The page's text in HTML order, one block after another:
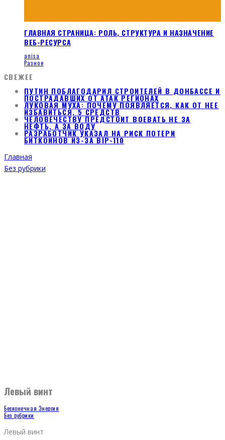
ГЛАВНАЯ СТРАНИЦА: РОЛЬ, СТРУКТУРА И НАЗНАЧЕНИЕ
ВЕБ-РЕСУРСА
anisa
Разное
СВЕЖЕЕ
ПУТИН ПОБЛАГОДАРИЛ СТРОИТЕЛЕЙ В ДОНБАССЕ И
ПОСТРАДАВШИХ ОТ АТАК РЕГИОНАХ
ЛУКОВАЯ МУХА: ПОЧЕМУ ПОЯВЛЯЕТСЯ, КАК ОТ НЕЕ
ИЗБАВИТЬСЯ, 5 СРЕДСТВ
ЧЕЛОВЕЧЕСТВУ ПРЕДСТОИТ ВОЕВАТЬ НЕ ЗА
НЕФТЬ, А ЗА ВОДУ
РАЗРАБОТЧИК УКАЗАЛ НА РИСК ПОТЕРИ
БИТКОИНОВ ИЗ-ЗА BIP-110
Главная
Без рубрики
Левый винт
Бесконечная Энергия
Без рубрики
Левый винт